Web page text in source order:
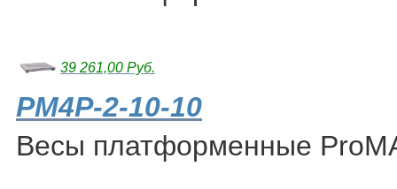
39 261,00 Руб.
PM4P-2-10-10
Весы платформенные